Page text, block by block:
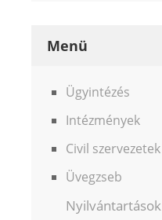
Menü
Ügyintézés
Intézmények
Civil szervezetek
Üvegzseb
Nyilvántartások